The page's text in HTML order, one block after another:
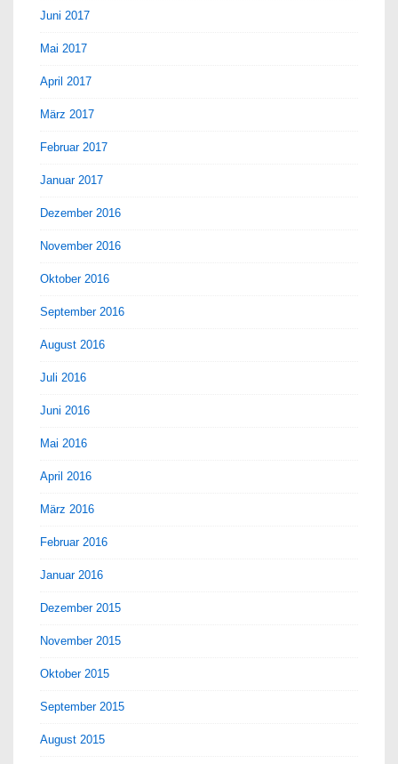
Juni 2017
Mai 2017
April 2017
März 2017
Februar 2017
Januar 2017
Dezember 2016
November 2016
Oktober 2016
September 2016
August 2016
Juli 2016
Juni 2016
Mai 2016
April 2016
März 2016
Februar 2016
Januar 2016
Dezember 2015
November 2015
Oktober 2015
September 2015
August 2015